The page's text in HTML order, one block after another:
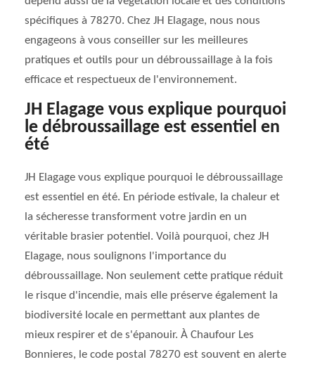
spécifiques à 78270. Chez JH Elagage, nous nous
engageons à vous conseiller sur les meilleures
pratiques et outils pour un débroussaillage à la fois
efficace et respectueux de l'environnement.
JH Elagage vous explique pourquoi
le débroussaillage est essentiel en
été
JH Elagage vous explique pourquoi le débroussaillage
est essentiel en été. En période estivale, la chaleur et
la sécheresse transforment votre jardin en un
véritable brasier potentiel. Voilà pourquoi, chez JH
Elagage, nous soulignons l'importance du
débroussaillage. Non seulement cette pratique réduit
le risque d'incendie, mais elle préserve également la
biodiversité locale en permettant aux plantes de
mieux respirer et de s'épanouir. À Chaufour Les
Bonnieres, le code postal 78270 est souvent en alerte